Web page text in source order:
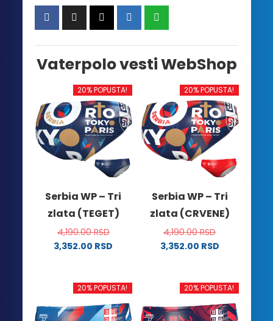
Vaterpolo vesti WebShop
20% POPUSTA!
Serbia WP – Tri
zlata (TEGET)
4,190.00RSD
3,352.00 RSD
ima
varijanti.
20% POPUSTA!
Serbia WP – Tri
zlata (CRVENE)
4,190.00RSD
3,352.00 RSD
ima
varijanti.
20% POPUSTA! 20% POPUSTA!